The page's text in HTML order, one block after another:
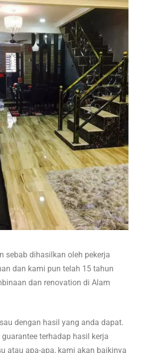
sebab dihasilkan oleh pekerja
dan kami pun telah 15 tahun
dan renovation di Alam
dengan hasil yang anda dapat.
terhadap hasil kerja
atau apa-apa, kami akan baikinya